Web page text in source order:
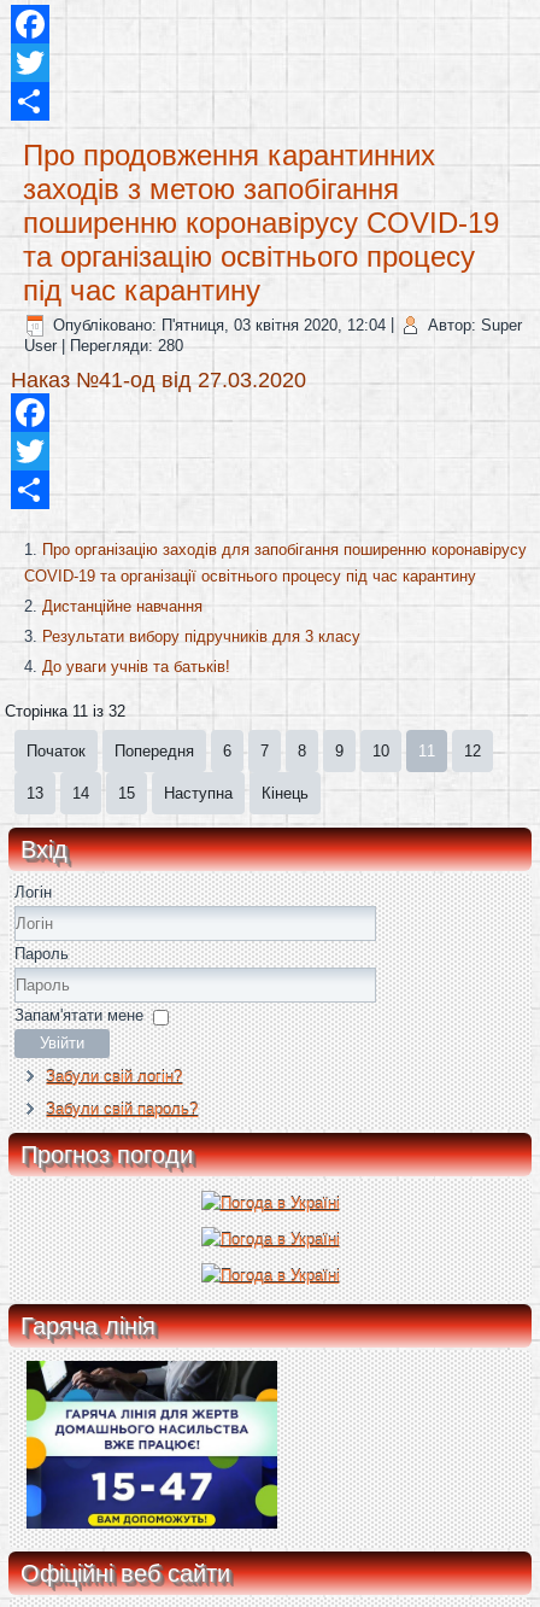
Facebook
Twitter
Share
Про продовження карантинних
заходів з метою запобігання
поширенню коронавірусу COVID-19
та організацію освітнього процесу
під час карантину
Опубліковано: П'ятниця, 03 квітня 2020, 12:04
Автор: Super
User | Перегляди: 280
Наказ №41-од від 27.03.2020
Facebook
Twitter
Про організацію заходів для запобігання поширенню коронавірусу
COVID-19 та організації освітнього процесу під час карантину
Дистанційне навчання
Результати вибору підручників для 3 класу
До уваги учнів та батьків!
Сторінка 11 із 32
Початок Попередня 6 7 8 9 10 11 12
13 14 15 Наступна Кінець
Вхід
Логін
Пароль
Запам'ятати мене
Увійти
Забули свій логін?
Забули свій пароль?
Прогноз погоди
Гаряча лінія
Офіційні веб сайти